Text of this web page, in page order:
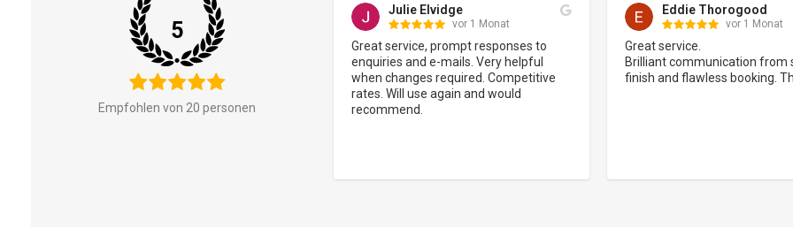
5
Empfohlen von 20 personen
Julie Elvidge
vor 1 Monat
Great service, prompt responses to
enquiries and e-mails. Very helpful
when changes required. Competitive
rates. Will use again and would
recommend.
Eddie Thorogood
vor 1 Monat
Great service.
Brilliant communication from start to
finish and flawless booking. Thank you
leo seddon
vor 7 Monaten
We booked a stay and play trip
My Golf Portugal. We couldn't
them at all. Communication